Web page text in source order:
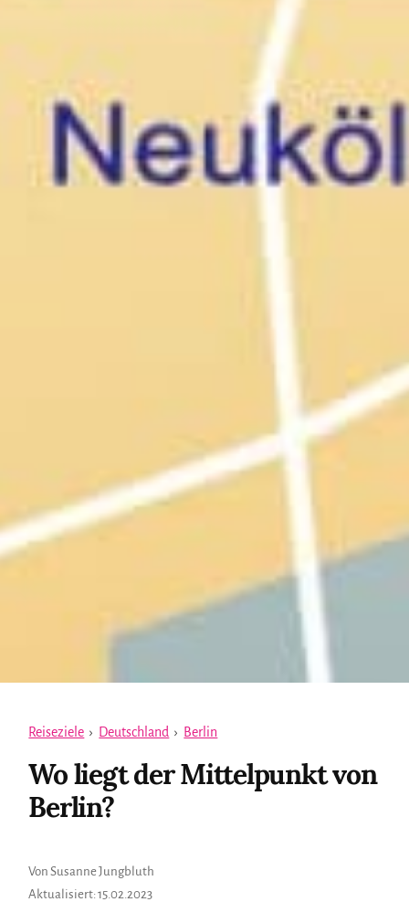
Reiseziele › Deutschland › Berlin
Wo liegt der Mittelpunkt von
Berlin?
Von Susanne Jungbluth
Aktualisiert:15.02.2023